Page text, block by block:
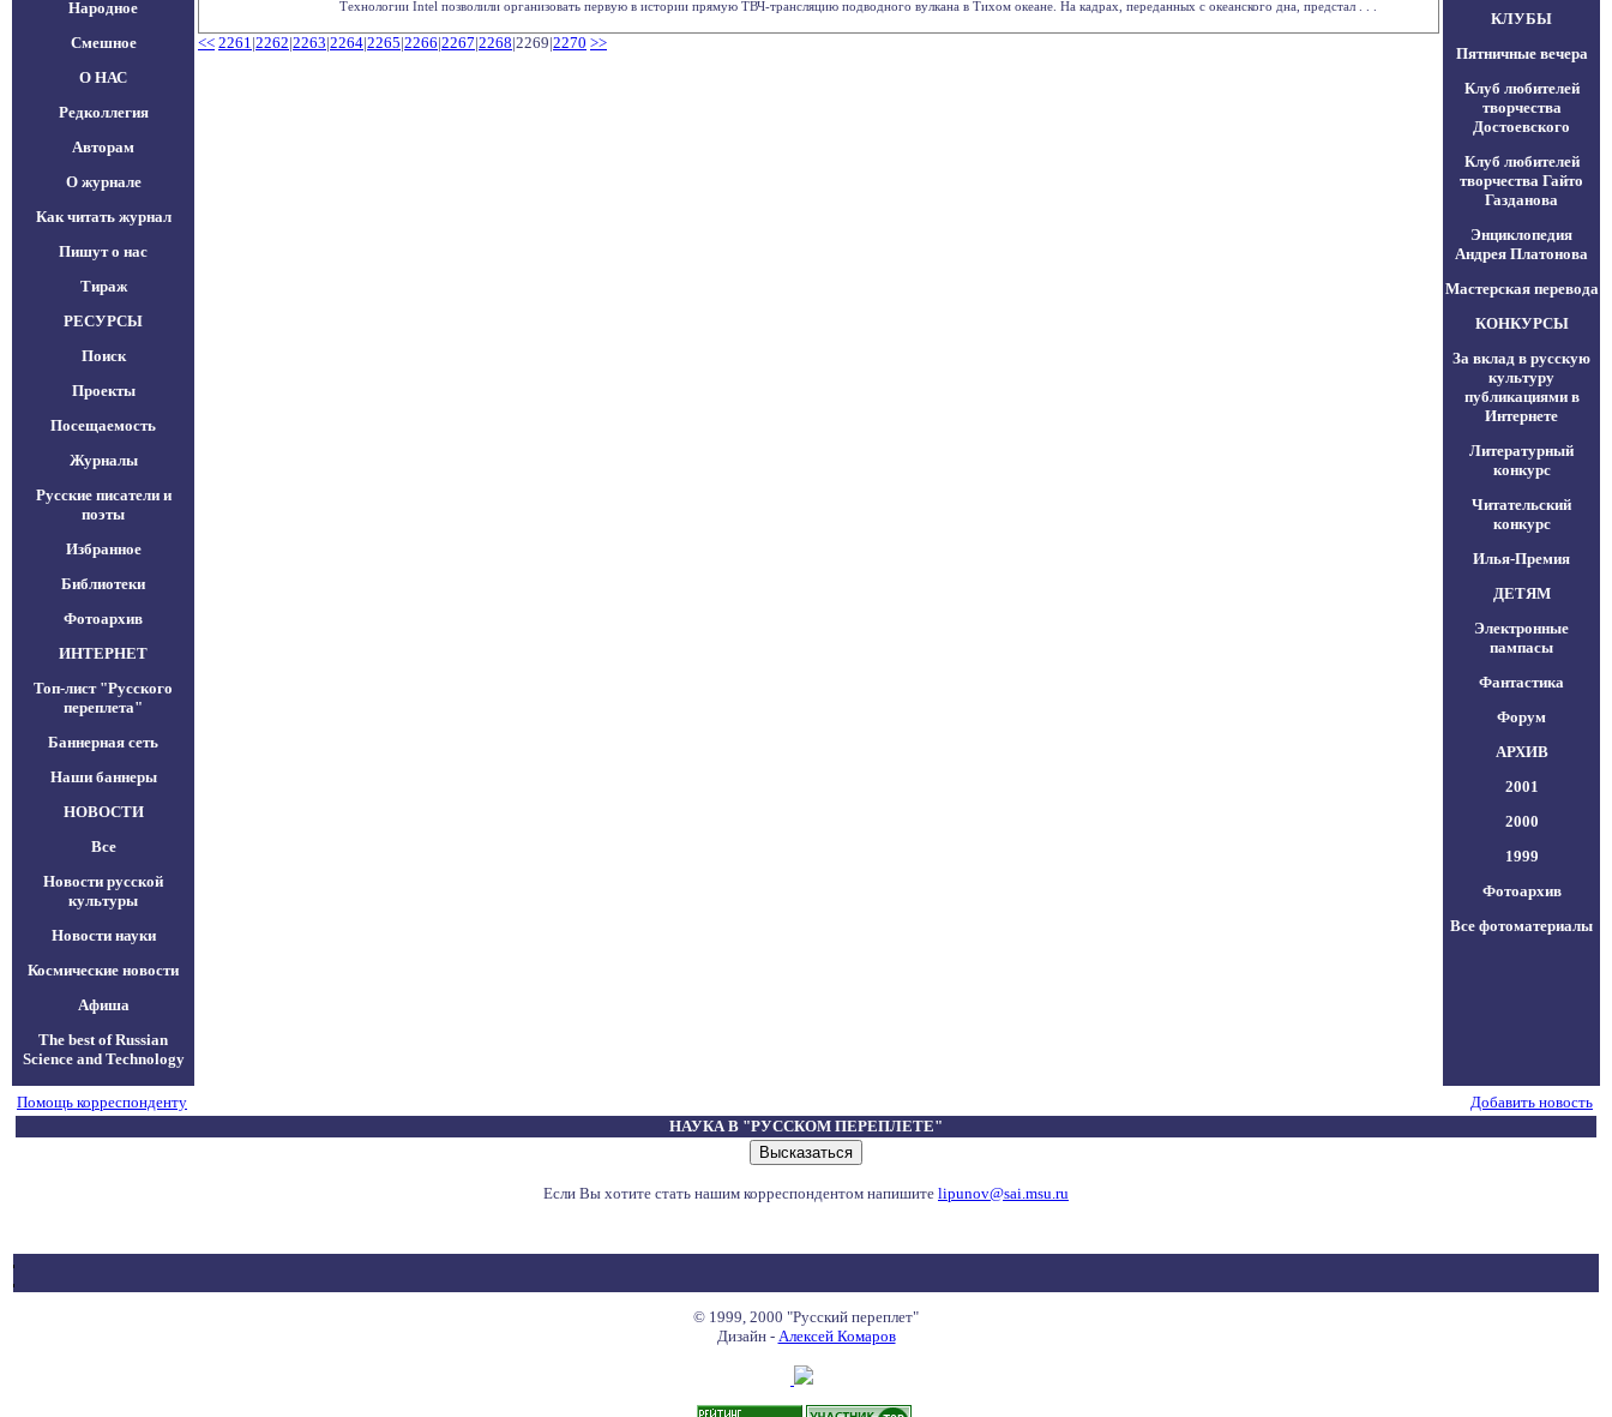
Народное
Смешное
О НАС
Редколлегия
Авторам
О журнале
Как читать журнал
Пишут о нас
Тираж
РЕСУРСЫ
Поиск
Проекты
Посещаемость
Журналы
Русские писатели и
поэты
Избранное
Библиотеки
Фотоархив
ИНТЕРНЕТ
Топ-лист "Русского
переплета"
Баннерная сеть
Наши баннеры
НОВОСТИ
Все
Новости русской
культуры
Новости науки
Космические новости
Афиша
The best of Russian
Science and Technology
Технологии Intel позволили организовать первую в истории прямую ТВЧ-трансляцию подводного вулкана в Тихом океане. На кадрах, переданных с океанского дна, предстал . . .
<< 2261|2262|2263|2264|2265|2266|2267|2268|2269|2270 >>
КЛУБЫ
Пятничные вечера
Клуб любителей
творчества
Достоевского
Клуб любителей
творчества Гайто
Газданова
Энциклопедия
Андрея Платонова
Мастерская перевода
КОНКУРСЫ
За вклад в русскую
культуру
публикациями в
Интернете
Литературный
конкурс
Читательский
конкурс
Илья-Премия
ДЕТЯМ
Электронные
пампасы
Фантастика
Форум
АРХИВ
2001
2000
1999
Фотоархив
Все фотоматериалы
Помощь корреспонденту
Добавить новость
НАУКА В "РУССКОМ ПЕРЕПЛЕТЕ"
Если Вы хотите стать нашим корреспондентом напишите lipunov@sai.msu.ru
© 1999, 2000 "Русский переплет"
Дизайн - Алексей Комаров